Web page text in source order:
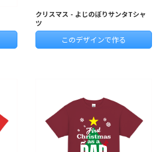
クリスマス - よじのぼりサンタTシャ
ツ
このデザインで作る